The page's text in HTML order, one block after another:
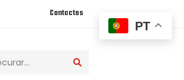
Contactos
PT